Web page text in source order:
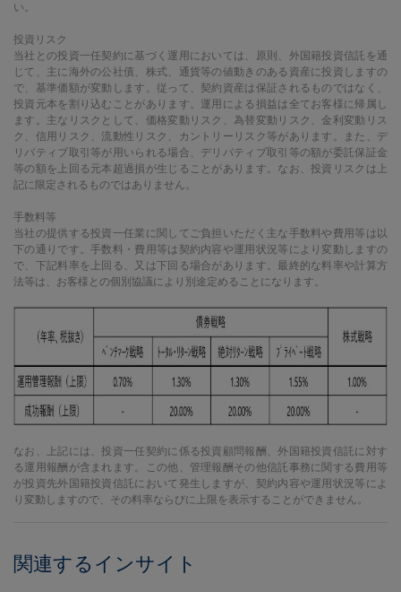
い。
投資リスク
当社との投資一任契約に基づく運用においては、原則、外国籍投資信託を通
じて、主に海外の公社債、株式、通貨等の値動きのある資産に投資しますの
で、基準価額が変動します。従って、契約資産は保証されるものではなく、
投資元本を割り込むことがあります。運用による損益は全てお客様に帰属し
ます。主なリスクとして、価格変動リスク、為替変動リスク、金利変動リス
ク、信用リスク、流動性リスク、カントリーリスク等があります。また、デ
リバティブ取引等が用いられる場合、デリバティブ取引等の額が委託保証金
等の額を上回る元本超過損が生じることがあります。なお、投資リスクは上
記に限定されるものではありません。
手数料等
当社の提供する投資一任業に関してご負担いただく主な手数料や費用等は以
下の通りです。手数料・費用等は契約内容や運用状況等により変動しますの
で、下記料率を上回る、又は下回る場合があります。最終的な料率や計算方
法等は、お客様との個別協議により別途定めることになります。
なお、上記には、投資一任契約に係る投資顧問報酬、外国籍投資信託に対す
る運用報酬が含まれます。この他、管理報酬その他信託事務に関する費用等
が投資先外国籍投資信託において発生しますが、契約内容や運用状況等によ
り変動しますので、その料率ならびに上限を表示することができません。
関連するインサイト